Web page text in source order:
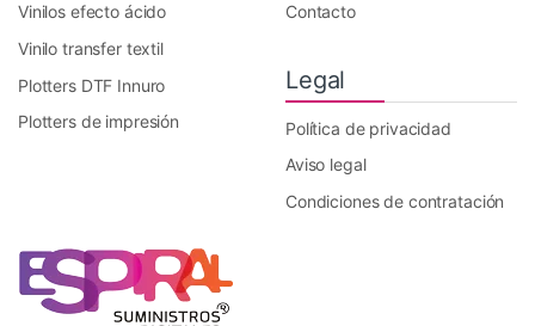
Vinilos efecto ácido
Vinilo transfer textil
Plotters DTF Innuro
Plotters de impresión
Contacto
Legal
Política de privacidad
Aviso legal
Condiciones de contratación